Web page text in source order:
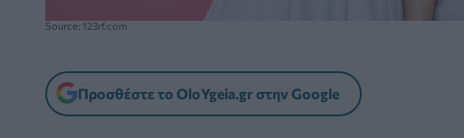
Source: 123rf.com
Προσθέστε το OloYgeia.gr στην Google